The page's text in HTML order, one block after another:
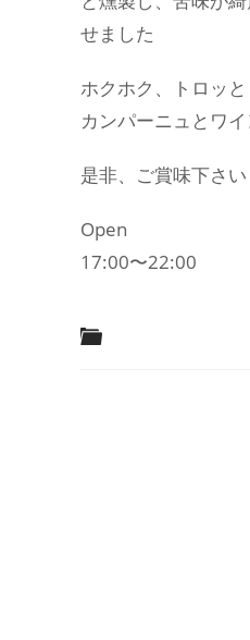
せました
ホクホク、トロッ
カンパーニュとワ
是非、ご賞味下さい
Open
17:00〜22:00